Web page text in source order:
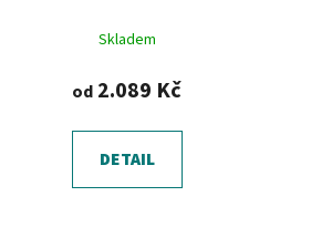
Skladem
od 2.089 Kč
DETAIL